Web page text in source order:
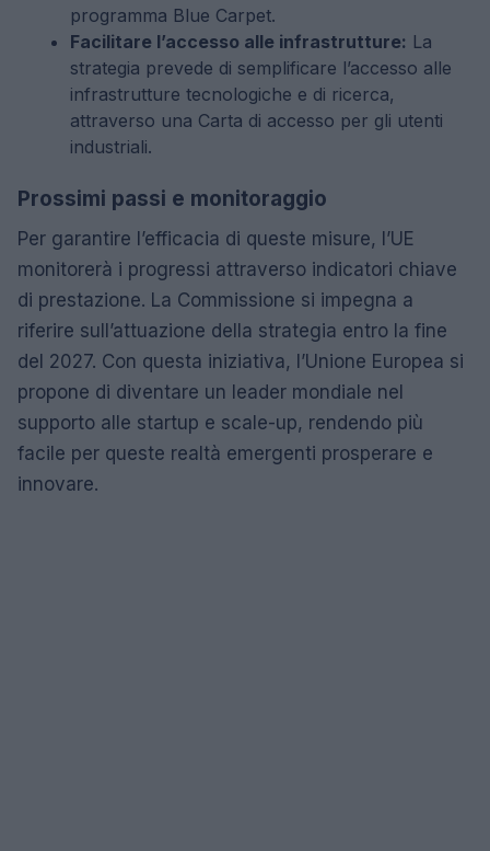
programma Blue Carpet.
Facilitare l’accesso alle infrastrutture: La
strategia prevede di semplificare l’accesso alle
infrastrutture tecnologiche e di ricerca,
attraverso una Carta di accesso per gli utenti
industriali.
Prossimi passi e monitoraggio
Per garantire l’efficacia di queste misure, l’UE
monitorerà i progressi attraverso indicatori chiave
di prestazione. La Commissione si impegna a
riferire sull’attuazione della strategia entro la fine
del 2027. Con questa iniziativa, l’Unione Europea si
propone di diventare un leader mondiale nel
supporto alle startup e scale-up, rendendo più
facile per queste realtà emergenti prosperare e
innovare.